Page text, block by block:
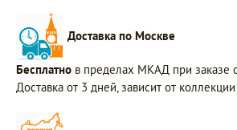
Доставка по Москве
Бесплатно в пределах МКАД при заказе
Доставка от 3 дней, зависит от коллекции